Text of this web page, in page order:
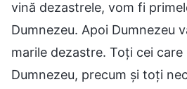
vină dezastrele, vom fi
Dumnezeu. Apoi Dumnezeu
marile dezastre. Toţi cei
Dumnezeu, precum şi toţi